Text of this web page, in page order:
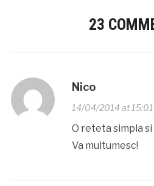
23
Nico
14/04/2014 at 15:01
O reteta simpla si
Va multumesc!